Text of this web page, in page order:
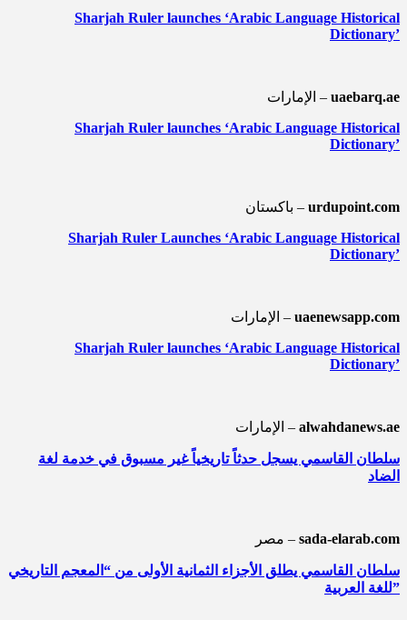
Sharjah Ruler launches ‘Arabic Language Historical
Dictionary’
الإمارات – uaebarq.ae
Sharjah Ruler launches ‘Arabic Language Historical
Dictionary’
باكستان – urdupoint.com
Sharjah Ruler Launches ‘Arabic Language Historical
Dictionary’
الإمارات – uaenewsapp.com
Sharjah Ruler launches ‘Arabic Language Historical
Dictionary’
الإمارات – alwahdanews.ae
سلطان القاسمي يسجل حدثاً تاريخياً غير مسبوق في خدمة لغة
الضاد
مصر – sada-elarab.com
سلطان القاسمي يطلق الأجزاء الثمانية الأولى من “المعجم التاريخي
للغة العربية”